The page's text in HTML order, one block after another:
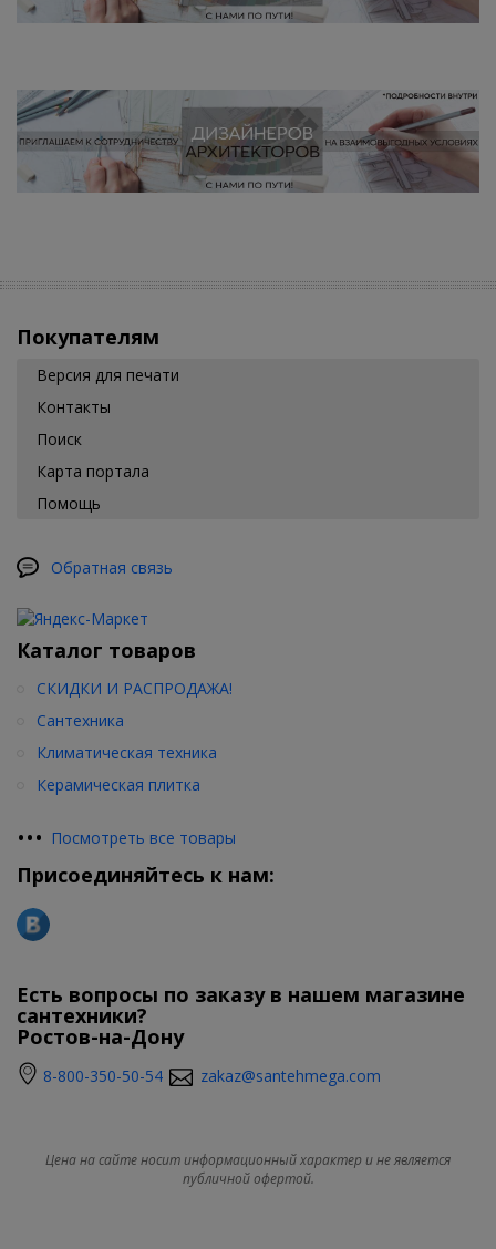
Покупателям
Версия для печати
Контакты
Поиск
Карта портала
Помощь
Обратная связь
Каталог товаров
СКИДКИ И РАСПРОДАЖА!
Сантехника
Климатическая техника
Керамическая плитка
••• Посмотреть все товары
Присоединяйтесь к нам:
Есть вопросы по заказу в нашем магазине
сантехники?
Ростов-на-Дону
8-800-350-50-54 zakaz@santehmega.com
Цена на сайте носит информационный характер и не является
публичной офертой.